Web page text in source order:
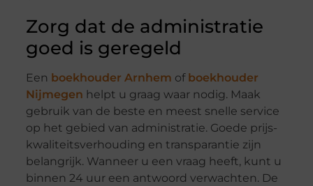
Zorg dat de administratie
goed is geregeld
Een boekhouder Arnhem of boekhouder
Nijmegen helpt u graag waar nodig. Maak
gebruik van de beste en meest snelle service
op het gebied van administratie. Goede prijs-
kwaliteitsverhouding en transparantie zijn
belangrijk. Wanneer u een vraag heeft, kunt u
binnen 24 uur een antwoord verwachten. De